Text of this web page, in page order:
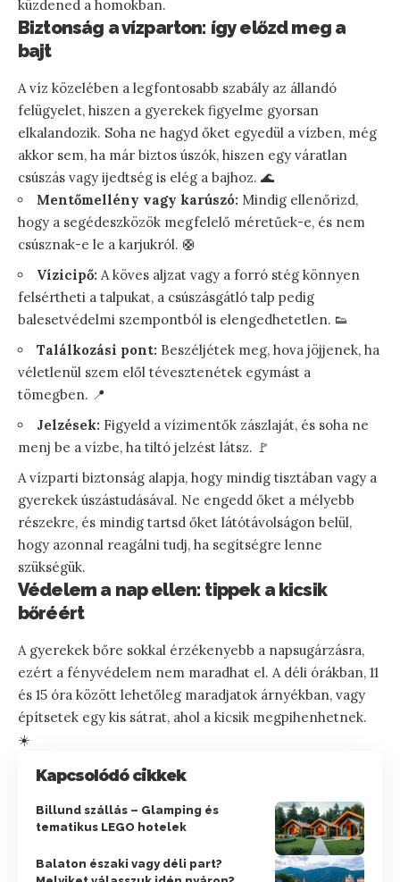
küzdened a homokban.
Biztonság a vízparton: így előzd meg a
bajt
A víz közelében a legfontosabb szabály az állandó
felügyelet, hiszen a gyerekek figyelme gyorsan
elkalandozik. Soha ne hagyd őket egyedül a vízben, még
akkor sem, ha már biztos úszók, hiszen egy váratlan
csúszás vagy ijedtség is elég a bajhoz. 🌊
Mentőmellény vagy karúszó: Mindig ellenőrizd,
hogy a segédeszközök megfelelő méretűek-e, és nem
csúsznak-e le a karjukról. 🛟
Vízicipő: A köves aljzat vagy a forró stég könnyen
felsértheti a talpukat, a csúszásgátló talp pedig
balesetvédelmi szempontból is elengedhetetlen. 👟
Találkozási pont: Beszéljétek meg, hova jöjjenek, ha
véletlenül szem elől tévesztenétek egymást a
tömegben. 📍
Jelzések: Figyeld a vízimentők zászlaját, és soha ne
menj be a vízbe, ha tiltó jelzést látsz. 🚩
A vízparti biztonság alapja, hogy mindig tisztában vagy a
gyerekek úszástudásával. Ne engedd őket a mélyebb
részekre, és mindig tartsd őket látótávolságon belül,
hogy azonnal reagálni tudj, ha segítségre lenne
szükségük.
Védelem a nap ellen: tippek a kicsik
bőréért
A gyerekek bőre sokkal érzékenyebb a napsugárzásra,
ezért a fényvédelem nem maradhat el. A déli órákban, 11
és 15 óra között lehetőleg maradjatok árnyékban, vagy
építsetek egy kis sátrat, ahol a kicsik megpihenhetnek.
☀️
Kapcsolódó cikkek
Billund szállás – Glamping és
tematikus LEGO hotelek
Balaton északi vagy déli part?